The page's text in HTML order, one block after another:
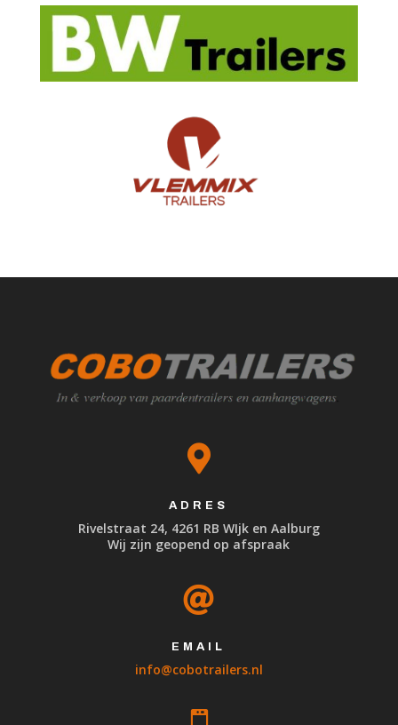

ADRES
Rivelstraat 24, 4261 RB WIjk en Aalburg
Wij zijn geopend op afspraak

EMAIL
info@cobotrailers.nl